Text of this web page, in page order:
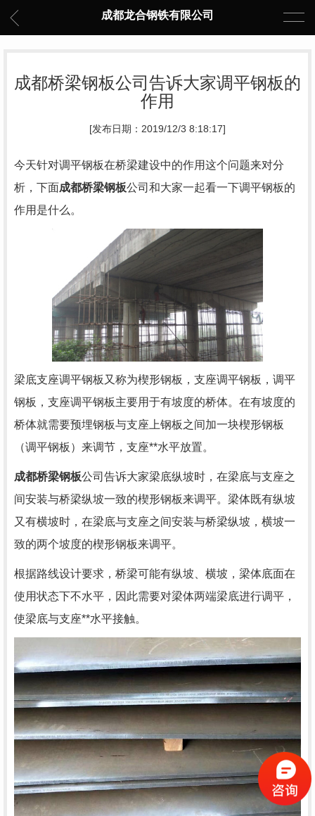
成都龙合钢铁有限公司
成都桥梁钢板公司告诉大家调平钢板的
作用
[发布日期：2019/12/3 8:18:17]
今天针对调平钢板在桥梁建设中的作用这个问题来对分
析，下面成都桥梁钢板公司和大家一起看一下调平钢板的
作用是什么。
梁底支座调平钢板又称为楔形钢板，支座调平钢板，调平
钢板，支座调平钢板主要用于有坡度的桥体。在有坡度的
桥体就需要预埋钢板与支座上钢板之间加一块楔形钢板
（调平钢板）来调节，支座**水平放置。
成都桥梁钢板公司告诉大家梁底纵坡时，在梁底与支座之
间安装与桥梁纵坡一致的楔形钢板来调平。梁体既有纵坡
又有横坡时，在梁底与支座之间安装与桥梁纵坡，横坡一
致的两个坡度的楔形钢板来调平。
根据路线设计要求，桥梁可能有纵坡、横坡，梁体底面在
使用状态下不水平，因此需要对梁体两端梁底进行调平，
使梁底与支座**水平接触。